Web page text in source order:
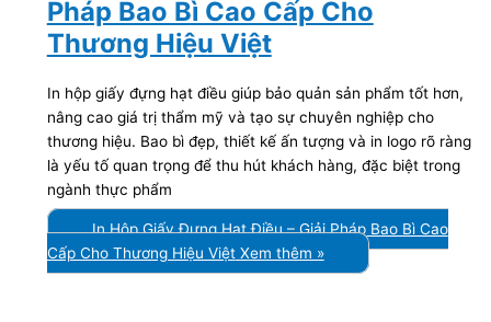
Pháp Bao Bì Cao Cấp Cho
Thương Hiệu Việt
In hộp giấy đựng hạt điều giúp bảo quản sản phẩm tốt hơn,
nâng cao giá trị thẩm mỹ và tạo sự chuyên nghiệp cho
thương hiệu. Bao bì đẹp, thiết kế ấn tượng và in logo rõ ràng
là yếu tố quan trọng để thu hút khách hàng, đặc biệt trong
ngành thực phẩm
In Hộp Giấy Đựng Hạt Điều – Giải Pháp Bao Bì Cao
Cấp Cho Thương Hiệu ViệtXem thêm »